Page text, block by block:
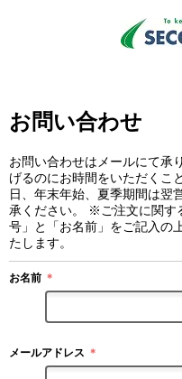
お問い合わせ
お問い合わせはメールにて承
げるのにお時間をいただくこ
日、年末年始、夏季期間は翌
承ください。 ※ご注文に関す
号」と「お名前」をご記入の
たします。
お名前 ＊
メールアドレス ＊